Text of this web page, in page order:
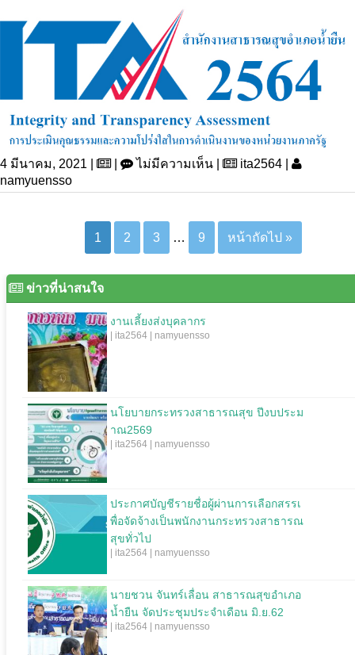
4 มีนาคม, 2021 | ไม่มีความเห็น |
ita2564 |
namyuensso
1 2 3 … 9 หน้าถัดไป »
ข่าวที่น่าสนใจ
งานเลี้ยงส่งบุคลากร
| ita2564 | namyuensso
นโยบายกระทรวงสาธารณสุข ปีงบประม
าณ2569
| ita2564 | namyuensso
ประกาศบัญชีรายชื่อผู้ผ่านการเลือกสรรเ
พื่อจัดจ้างเป็นพนักงานกระทรวงสาธารณ
สุขทั่วไป
| ita2564 | namyuensso
นายชวน จันทร์เลื่อน สาธารณสุขอำเภอ
น้ำยืน จัดประชุมประจำเดือน มิ.ย.62
| ita2564 | namyuensso